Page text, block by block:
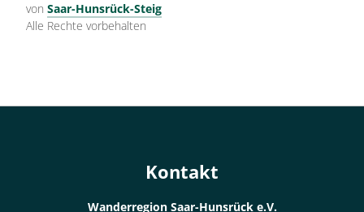
von Saar-Hunsrück-Steig
Alle Rechte vorbehalten
Kontakt
Wanderregion Saar-Hunsrück e.V.